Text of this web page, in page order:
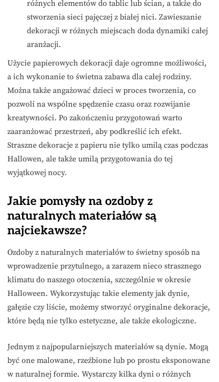
różnych elementów do tablic lub ścian, a także do
stworzenia sieci pajęczej z białej nici. Zawieszanie
dekoracji w różnych miejscach doda dynamiki całej
aranżacji.
Użycie papierowych dekoracji daje ogromne możliwości,
a ich wykonanie to świetna zabawa dla całej rodziny.
Można także angażować dzieci w proces tworzenia, co
pozwoli na wspólne spędzenie czasu oraz rozwijanie
kreatywności. Po zakończeniu przygotowań warto
zaaranżować przestrzeń, aby podkreślić ich efekt.
Straszne dekoracje z papieru nie tylko umilą czas podczas
Hallowen, ale także umilą przygotowania do tej
wyjątkowej nocy.
Jakie pomysły na ozdoby z
naturalnych materiałów są
najciekawsze?
Ozdoby z naturalnych materiałów to świetny sposób na
wprowadzenie przytulnego, a zarazem nieco strasznego
klimatu do naszego otoczenia, szczególnie w okresie
Halloween. Wykorzystując takie elementy jak dynie,
gałęzie czy liście, możemy stworzyć oryginalne dekoracje,
które będą nie tylko estetyczne, ale także ekologiczne.
Jednym z najpopularniejszych materiałów są dynie. Mogą
być one malowane, rzeźbione lub po prostu eksponowane
w naturalnej formie. Wystarczy kilka dyni o różnych